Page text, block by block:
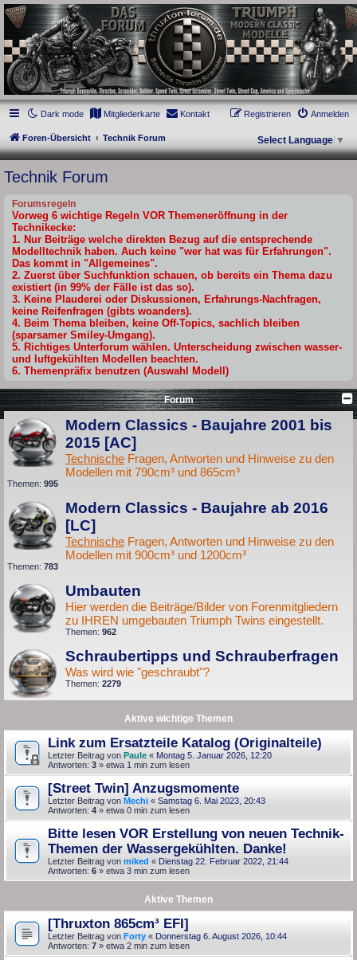
thruxton-forum.de
DAS FORUM! Alles rund um die Triumph Modern Classic Modelle. Das Forum für
die New Bonneville Baureihen ab BJ 2001. Triumph Bonneville, Thruxton,
Scrambler, Bobber, Speed Twin, Street Scrambler, Street Twin, Street Cup, America
und Speedmaster.
Dark mode
Mitgliederkarte Kontakt Anmelden
Registrieren
Foren-Übersicht Technik Forum Select Language ▼
Technik Forum
Forumsregeln
Vorweg 6 wichtige Regeln VOR Themeneröffnung in der
Technikecke:
1. Nur Beiträge welche direkten Bezug auf die entsprechende
Modelltechnik haben. Auch keine "wer hat was für Erfahrungen".
Das kommt in "Allgemeines".
2. Zuerst über Suchfunktion schauen, ob bereits ein Thema dazu
existiert (in 99% der Fälle ist das so).
3. Keine Plauderei oder Diskussionen, Erfahrungs-Nachfragen,
keine Reifenfragen (gibts woanders).
4. Beim Thema bleiben, keine Off-Topics, sachlich bleiben
(sparsamer Smiley-Umgang).
5. Richtiges Unterforum wählen. Unterscheidung zwischen wasser-
und luftgekühlten Modellen beachten.
6. Themenpräfix benutzen (Auswahl Modell)
Forum
Modern Classics - Baujahre 2001 bis
2015 [AC]
Technische Fragen, Antworten und Hinweise zu den
Modellen mit 790cm³ und 865cm³
Themen: 995
Modern Classics - Baujahre ab 2016
[LC]
Technische Fragen, Antworten und Hinweise zu den
Modellen mit 900cm³ und 1200cm³
Themen: 783
Umbauten
Hier werden die Beiträge/Bilder von Forenmitgliedern
zu IHREN umgebauten Triumph Twins eingestellt.
Themen: 962
Schraubertipps und Schrauberfragen
Was wird wie "geschraubt"?
Themen: 2279
Aktive wichtige Themen
Link zum Ersatzteile Katalog (Originalteile)
Letzter Beitrag von Paule « Montag 5. Januar 2026, 12:20
Antworten: 3 » etwa 1 min zum lesen
[Street Twin] Anzugsmomente
Letzter Beitrag von Mechi « Samstag 6. Mai 2023, 20:43
Antworten: 4 » etwa 0 min zum lesen
Bitte lesen VOR Erstellung von neuen Technik-
Themen der Wassergekühlten. Danke!
Letzter Beitrag von miked « Dienstag 22. Februar 2022, 21:44
Antworten: 6 » etwa 3 min zum lesen
Aktive Themen
[Thruxton 865cm³ EFI]
Letzter Beitrag von Forty « Donnerstag 6. August 2026, 10:44
Antworten: 7 » etwa 2 min zum lesen